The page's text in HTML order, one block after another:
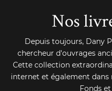
Nos
Depuis toujours, Dany
chercheur d'ouvrages
Cette collection
internet et également dans
Fonds